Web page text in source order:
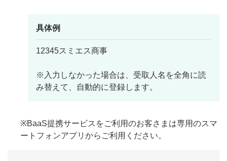
具体例
12345スミエス商事
※入力しなかった場合は、受取人名を全角に読
み替えて、自動的に登録します。
※BaaS提携サービスをご利用のお客さまは専用のスマ
ートフォンアプリからご利用ください。